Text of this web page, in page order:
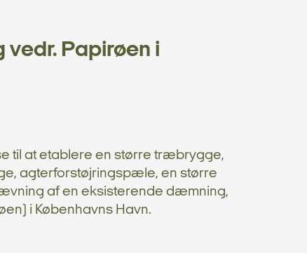
Papirøen i
til at etablere en større træbrygge,
agterforstøjringspæle, en større
af en eksisterende dæmning,
i Københavns Havn.